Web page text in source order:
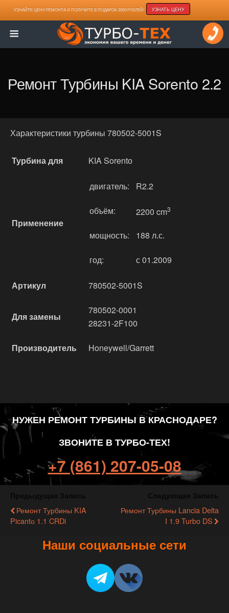
УЗНАЙТЕ ЦЕНУ РЕМОНТА И ПОЛУЧИТЕ В ПОДАРОК 2000 РУБЛЕЙ! УЗНАТЬ ЦЕНУ
Ремонт Турбины KIA Sorento 2.2
Характеристики турбины 780502-5001S
Турбина для KIA Sorentо
Применение
двигатель: R2.2
объём: 2200 cm3
мощность: 188 л.с.
год: с 01.2009
Артикул 780502-5001S
Для замены
780502-0001
28231-2F100
Производитель Honeywell/Garrett
НУЖЕН РЕМОНТ ТУРБИНЫ В КРАСНОДАРЕ?
ЗВОНИТЕ В ТУРБО-ТЕХ!
+7 (861) 207-05-08
Ремонт Турбины KIA
Picantо 1.1 CRDi
Ремонт Турбины Lancia Delta
I 1.9 Turbo DS
Наши социальные сети